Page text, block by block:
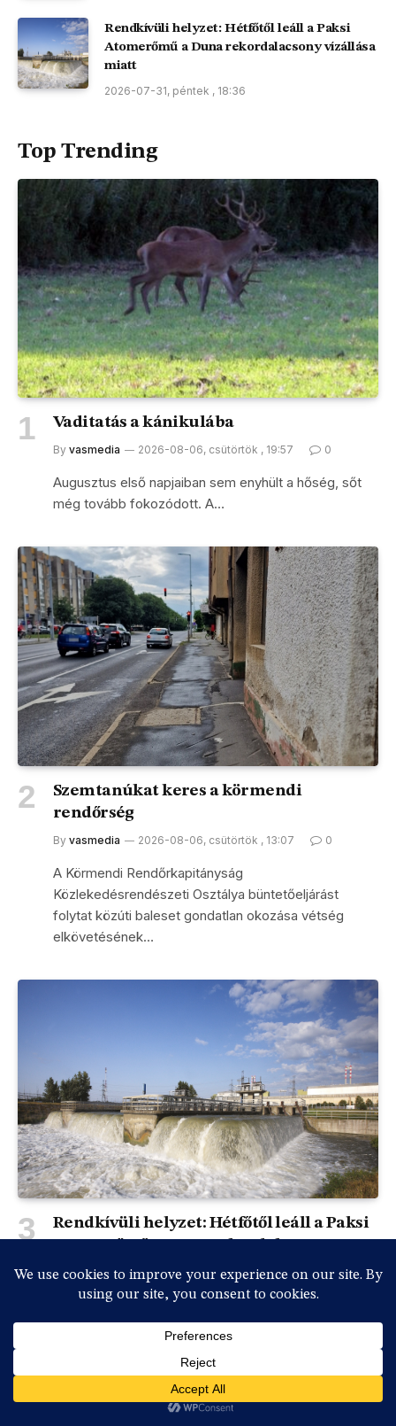
Rendkívüli helyzet: Hétfőtől leáll a Paksi
Atomerőmű a Duna rekordalacsony vízállása
miatt
2026-07-31, péntek , 18:36
Top Trending
Vaditatás a kánikulába
By vasmedia 2026-08-06, csütörtök , 19:57 0
Augusztus első napjaiban sem enyhült a hőség, sőt
még tovább fokozódott. A…
Szemtanúkat keres a körmendi
rendőrség
By vasmedia 2026-08-06, csütörtök , 13:07 0
A Körmendi Rendőrkapitányság
Közlekedésrendészeti Osztálya büntetőeljárást
folytat közúti baleset gondatlan okozása vétség
elkövetésének…
Rendkívüli helyzet: Hétfőtől leáll a Paksi
vízállása miatt
vasmedia 2026-07-31, péntek , 18:36 0
Rendkívüli sajtótájékoztatót tartott Magyar Péter